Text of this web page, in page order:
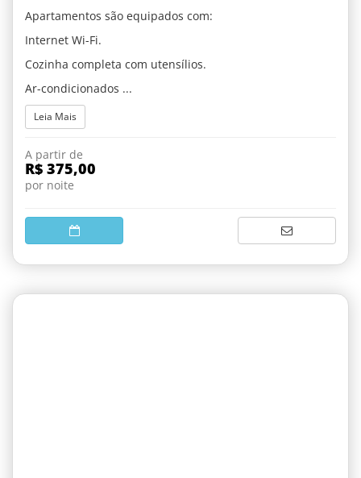
Apartamentos são equipados com:
Internet Wi-Fi.
Cozinha completa com utensílios.
Ar-condicionados ...
Leia Mais
A partir de
R$ 375,00
por noite